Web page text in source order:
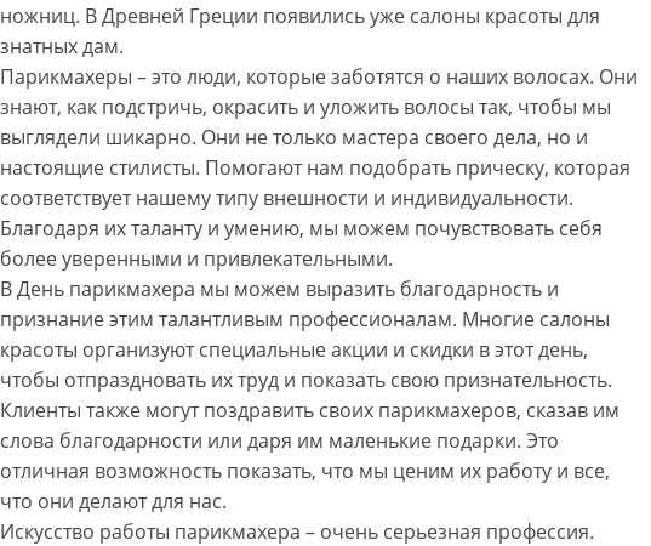
ножниц. В Древней Греции появились уже салоны красоты для
знатных дам.
Парикмахеры – это люди, которые заботятся о наших волосах. Они
знают, как подстричь, окрасить и уложить волосы так, чтобы мы
выглядели шикарно. Они не только мастера своего дела, но и
настоящие стилисты. Помогают нам подобрать прическу, которая
соответствует нашему типу внешности и индивидуальности.
Благодаря их таланту и умению, мы можем почувствовать себя
более уверенными и привлекательными.
В День парикмахера мы можем выразить благодарность и
признание этим талантливым профессионалам. Многие салоны
красоты организуют специальные акции и скидки в этот день,
чтобы отпраздновать их труд и показать свою признательность.
Клиенты также могут поздравить своих парикмахеров, сказав им
слова благодарности или даря им маленькие подарки. Это
отличная возможность показать, что мы ценим их работу и все,
что они делают для нас.
Искусство работы парикмахера – очень серьезная профессия.